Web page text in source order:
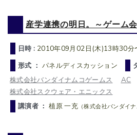
産学連携の明日。～ゲーム
日時 : 2010年09月02日(木)13時30分
形式 ： パネルディスカッション
株式会社バンダイナムコゲームス
AC
株式会社スクウェア・エニックス
講演者 ：植原 一充 （株式会社バンダイ